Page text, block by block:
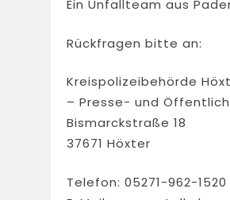
Ein Unfallteam aus
Rückfragen bitte an:
Kreispolizeibehörde
– Presse- und
Bismarckstraße 18
37671 Höxter
Telefon: 05271-962-1520